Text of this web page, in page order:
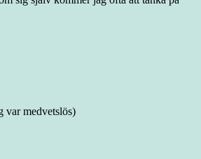
var medvetslös)